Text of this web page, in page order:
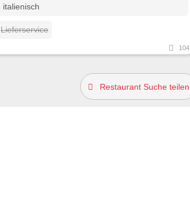
italienisch
Lieferservice
104
Restaurant Suche teilen